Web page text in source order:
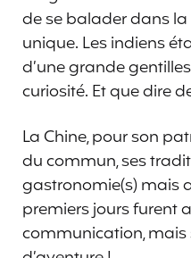
de se balader dans
unique. Les indiens
d’une grande
curiosité. Et que dire
La Chine, pour son
du commun, ses
gastronomie(s) mais
premiers jours furent
communication, mais